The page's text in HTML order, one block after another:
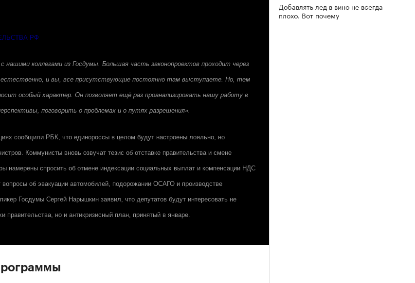
РФ
коллегами из Госдумы. Большая часть законопроектов проходит через
и вы, все присутствующие постоянно там выступаете. Но, тем
особый характер. Он позволяет ещё раз проанализировать нашу работу в
поговорить о проблемах и о путях разрешения».
сообщили РБК, что единороссы в целом будут настроены лояльно, но
Коммунисты вновь озвучат тезис об отставке правительства и смене
намерены спросить об отмене индексации социальных выплат и компенсации НДС
об эвакуации автомобилей, подорожании ОСАГО и производстве
Госдумы Сергей Нарышкин заявил, что депутатов будут интересовать не
правительства, но и антикризисный план, принятый в январе.
Добавлять лед в вино не всегда
плохо. Вот почему